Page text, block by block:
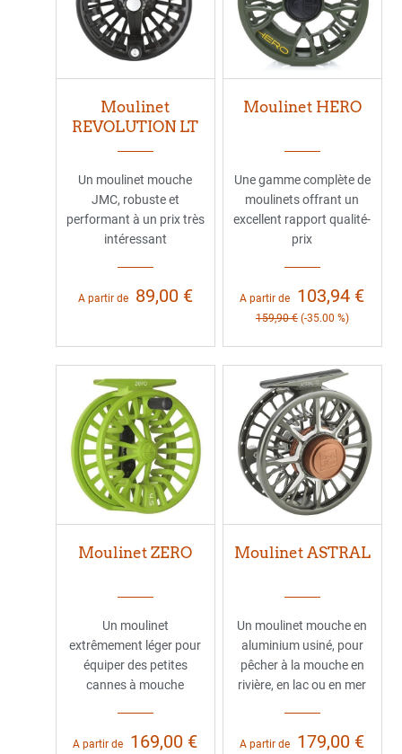
Moulinet
REVOLUTION LT
Un moulinet mouche
JMC, robuste et
performant à un prix très
intéressant
A partir de 89,00 €
Moulinet HERO
Une gamme complète de
moulinets offrant un
excellent rapport qualité-
prix
A partir de 103,94 €
159,90 € (-35.00 %)
Moulinet ZERO
Un moulinet
extrêmement léger pour
équiper des petites
cannes à mouche
A partir de 169,00 €
Moulinet ASTRAL
Un moulinet mouche en
aluminium usiné, pour
pêcher à la mouche en
rivière, en lac ou en mer
A partir de 179,00 €